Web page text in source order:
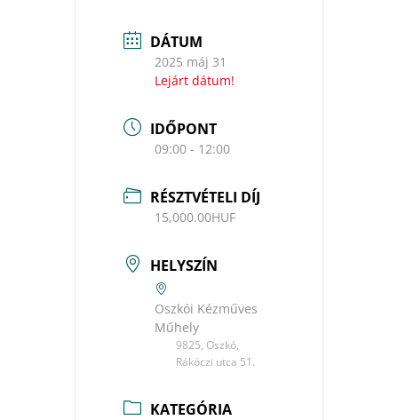
DÁTUM
2025 máj 31
Lejárt dátum!
IDŐPONT
09:00 - 12:00
RÉSZTVÉTELI DÍJ
15,000.00HUF
HELYSZÍN
Oszkói Kézműves
Műhely
9825, Oszkó,
Rákóczi utca 51.
KATEGÓRIA